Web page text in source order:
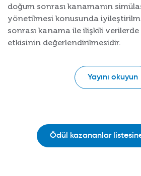
doğum sonrası kanamanın
yönetilmesi konusunda
sonrası kanama ile ilişkili
etkisinin değerlendirilmesidir.
Yayını okuyun
Ödül kazananlar